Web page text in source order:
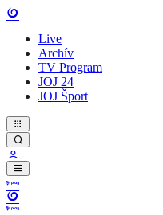
Live
Archív
TV Program
JOJ 24
JOJ Šport